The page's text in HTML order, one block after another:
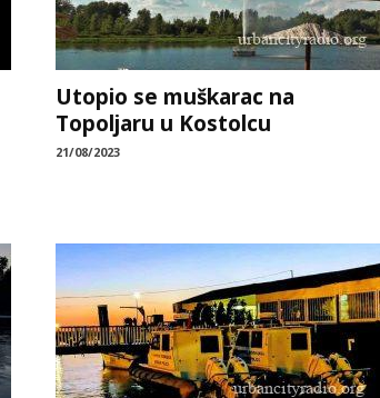
Utopio se muškarac na
Topoljaru u Kostolcu
21/08/2023